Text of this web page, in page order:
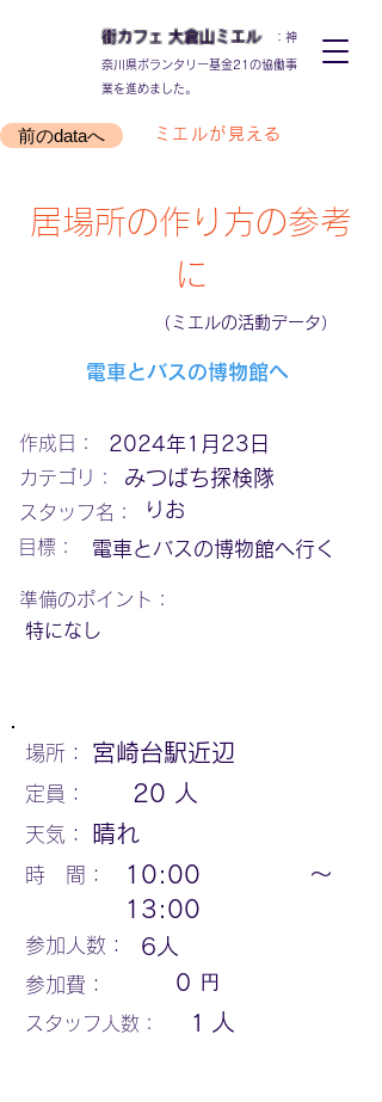
街カフェ 大倉山ミエル：神
奈川県ボランタリー基金21の協働事
業を進めました。
前のdataへ ミエルが見える
居場所の作り方の参考
に
（ミエルの活動データ）
電車とバスの博物館へ
作成日： 2024年1月23日
みつばち探検隊
カテゴリ：
スタッフ名：
りお
​目標： 電車とバスの博物館へ行く
​準備のポイント：
特になし
場所： 宮崎台駅近辺
定員： 20 人
天気： 晴れ
時 間： 10:00
〜
13:00
6
参加人数：
人
0
参加費： 円
スタッフ人数： 1 人